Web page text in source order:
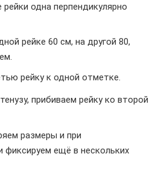
одна перпендикулярно
рейке 60 см, на другой 80,
рейку к одной отметке.
прибиваем рейку ко второй
размеры и при
фиксируем ещё в нескольких